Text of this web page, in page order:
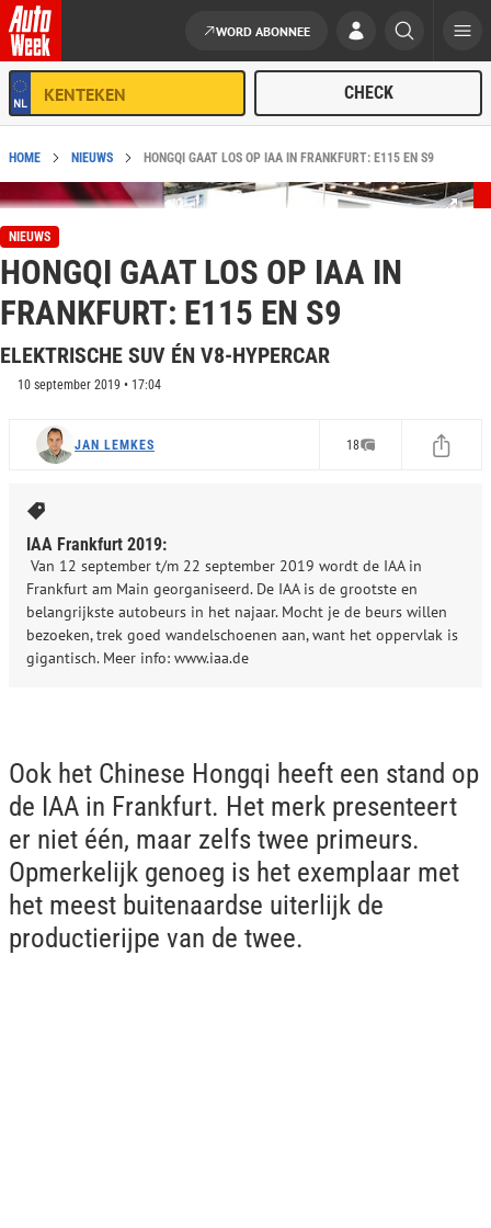
Ga naar de inhoud
WORD ABONNEE
HOME NIEUWS HONGQI GAAT LOS OP IAA IN FRANKFURT: E115 EN S9
NIEUWS
HONGQI GAAT LOS OP IAA IN
FRANKFURT: E115 EN S9
ELEKTRISCHE SUV ÉN V8-HYPERCAR
10 september 2019 • 17:04
JAN LEMKES 18
IAA Frankfurt 2019:
Van 12 september t/m 22 september 2019 wordt de IAA in
Frankfurt am Main georganiseerd. De IAA is de grootste en
belangrijkste autobeurs in het najaar. Mocht je de beurs willen
bezoeken, trek goed wandelschoenen aan, want het oppervlak is
gigantisch. Meer info: www.iaa.de
Ook het Chinese Hongqi heeft een stand op
de IAA in Frankfurt. Het merk presenteert
er niet één, maar zelfs twee primeurs.
Opmerkelijk genoeg is het exemplaar met
het meest buitenaardse uiterlijk de
productierijpe van de twee.